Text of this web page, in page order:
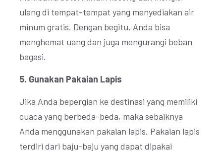
ulang di tempat-tempat yang menyediakan air
minum gratis. Dengan begitu, Anda bisa
menghemat uang dan juga mengurangi beban
bagasi.
5. Gunakan Pakaian Lapis
Jika Anda bepergian ke destinasi yang memiliki
cuaca yang berbeda-beda, maka sebaiknya
Anda menggunakan pakaian lapis. Pakaian lapis
terdiri dari baju-baju yang dapat dipakai